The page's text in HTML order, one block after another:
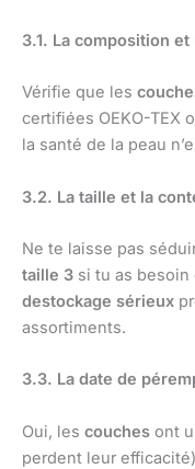
3.1. La composition
Vérifie que les
certifiées OEKO-TEX
la santé de la peau
3.2. La taille et la
Ne te laisse pas
taille 3 si tu as besoin
destockage sérieux
assortiments.
3.3. La date de
Oui, les couches ont
perdent leur